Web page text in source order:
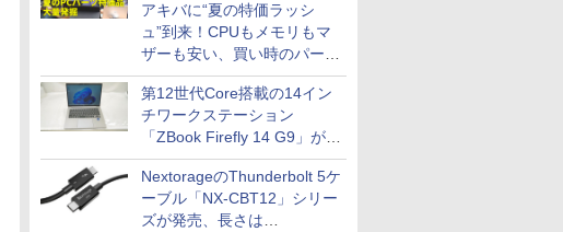
アキバに“夏の特価ラッシ
ュ”到来！CPUもメモリもマ
ザーも安い、買い時のパーツ
は？【8月7日(金)22時配信】
第12世代Core搭載の14イン
チワークステーション
「ZBook Firefly 14 G9」が
79,800円！秋葉原で中古PC
セール
NextorageのThunderbolt 5ケ
ーブル「NX-CBT12」シリー
ズが発売、長さは